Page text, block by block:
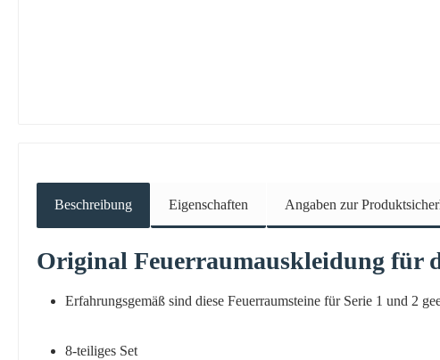
Beschreibung Eigenschaften Angaben zur
Original Feuerraumauskleidung für
Erfahrungsgemäß sind diese Feuerraumsteine für Serie 1 und 2
8-teiliges Set